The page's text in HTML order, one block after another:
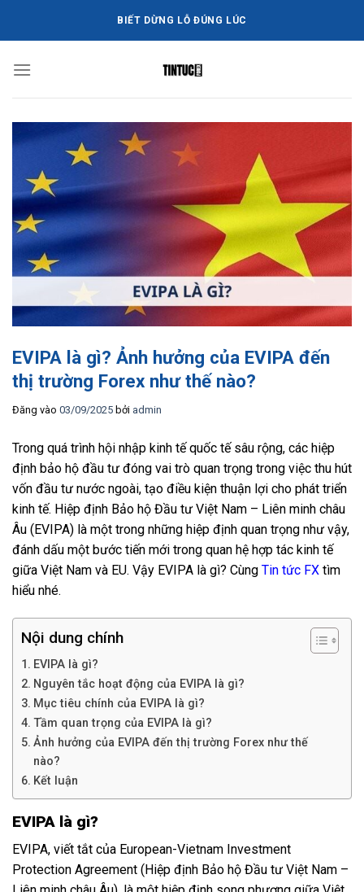
dung
BIẾT DỪNG LỖ ĐÚNG LÚC
EVIPA là gì? Ảnh hưởng của EVIPA đến
thị trường Forex như thế nào?
Đăng vào 03/09/2025 bởi admin
Trong quá trình hội nhập kinh tế quốc tế sâu rộng, các hiệp
định bảo hộ đầu tư đóng vai trò quan trọng trong việc thu hút
vốn đầu tư nước ngoài, tạo điều kiện thuận lợi cho phát triển
kinh tế. Hiệp định Bảo hộ Đầu tư Việt Nam – Liên minh châu
Âu (EVIPA) là một trong những hiệp định quan trọng như vậy,
đánh dấu một bước tiến mới trong quan hệ hợp tác kinh tế
giữa Việt Nam và EU. Vậy EVIPA là gì? Cùng Tin tức FX tìm
hiểu nhé.
Nội dung chính
EVIPA là gì?
Nguyên tắc hoạt động của EVIPA là gì?
Mục tiêu chính của EVIPA là gì?
Tầm quan trọng của EVIPA là gì?
Ảnh hưởng của EVIPA đến thị trường Forex như thế
nào?
Kết luận
EVIPA là gì?
EVIPA, viết tắt của European-Vietnam Investment
Protection Agreement (Hiệp định Bảo hộ Đầu tư Việt Nam –